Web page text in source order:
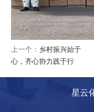
上一个： 乡村振兴始于
心，齐心协力践于行
星云